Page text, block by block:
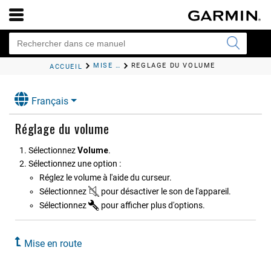
ACCUEIL MISE EN ROUTE RÉGLAGE DU VOLUME
Français
Réglage du volume
SélectionnezVolume.
Sélectionnez une option :
Réglez le volume à l'aide du curseur.
Sélectionnez
pour désactiver le son de l'appareil.
Sélectionnez
pour afficher plus d'options.
Mise en route